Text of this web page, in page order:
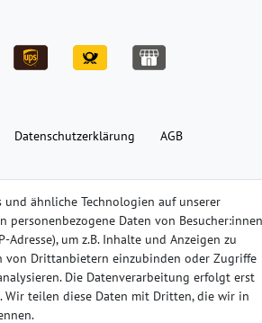
Daten­schutz­erklärung AGB
und ähnliche Technologien auf unserer
personenbezogene Daten von Besucher:innen
Adresse), um z.B. Inhalte und Anzeigen zu
von Drittanbietern einzubinden oder Zugriffe
Die Datenverarbeitung erfolgt erst
Wir teilen diese Daten mit Dritten, die wir in
2025 | Alle Rechte vorbehalten.
Widerrufs­formular Impressum